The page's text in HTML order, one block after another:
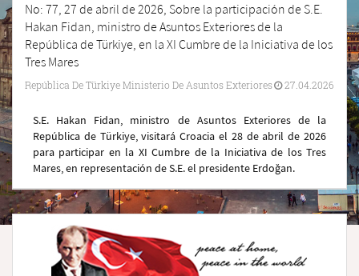
No: 77, 27 de abril de 2026, Sobre la participación de S.E.
Hakan Fidan, ministro de Asuntos Exteriores de la
República de Türkiye, en la XI Cumbre de la Iniciativa de los
Tres Mares
República De Türkiye Ministerio De Asuntos Exteriores 27.04.2026
S.E. Hakan Fidan, ministro de Asuntos Exteriores de la
República de Türkiye, visitará Croacia el 28 de abril de 2026
para participar en la XI Cumbre de la Iniciativa de los Tres
Mares, en representación de S.E. el presidente Erdoğan.